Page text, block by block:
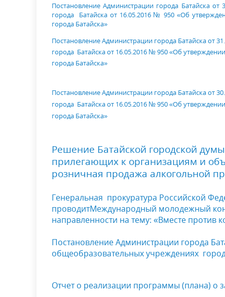
Постановление Администрации города Батайска от
города Батайска от 16.05.2016 № 950 «Об
города Батайска»
Постановление Администрации города Батайска от
города Батайска от 16.05.2016 № 950«Об
города Батайска»
Постановление Администрации города Батайска от
города Батайска от 16.05.2016 № 950«Об
города Батайска»
Решение Батайской городской
прилегающих к организациям и
розничная продажа алкогольной
Генеральная прокуратура Российской
проводитМеждународный молодежный
направленности на тему: «Вместе против
Постановление Администрации города
общеобразовательных учреждениях
Отчет о реализации программы (плана) о